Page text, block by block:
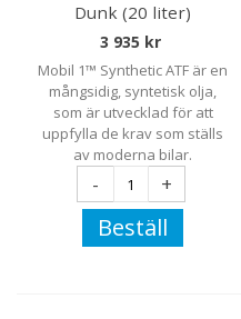
Dunk (20 liter)
3 935 kr
Mobil 1™ Synthetic ATF är en
mångsidig, syntetisk olja,
som är utvecklad för att
uppfylla de krav som ställs
av moderna bilar.
- +
Beställ